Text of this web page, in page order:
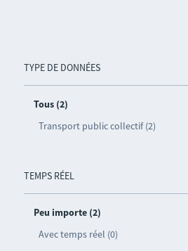
TYPE DE DONNÉES
Tous (2)
Transport public collectif (2)
TEMPS RÉEL
Peu importe (2)
Avec temps réel (0)